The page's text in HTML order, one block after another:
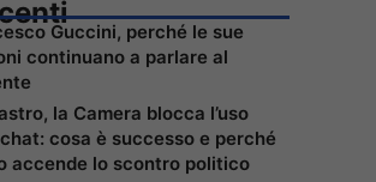
Guccini, perché le sue
continuano a parlare al
la Camera blocca l’uso
cosa è successo e perché
accende lo scontro politico